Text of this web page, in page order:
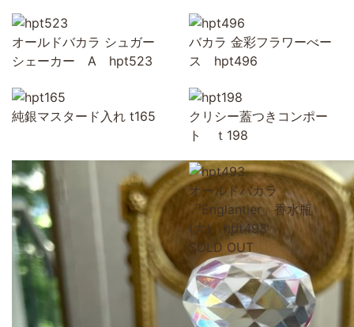
オールドバカラ シュガー
シェーカー A hpt523
バカラ 金彩フラワーべー
ス hpt496
純銀マスタード入れ t165
クリシー蓋つきコンポー
ト ｔ198
オールドバカラ
「Englantier」香水瓶
(大) hpt493
SOLD OUT